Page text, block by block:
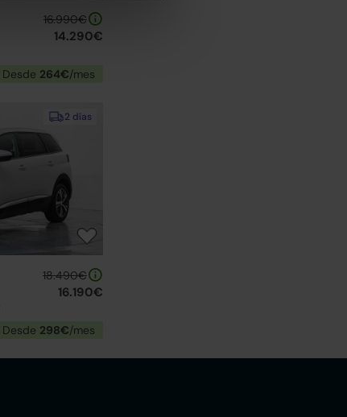
16.990€
14.290€
Desde 264€/mes
2 días
18.490€
16.190€
Desde 298€/mes